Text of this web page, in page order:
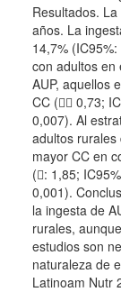
Resultados.
años. La
14,7%
con adultos en
AUP, aquellos
CC ( 0,73;
0,007). Al
adultos rurales
mayor CC en
(: 1,85;
0,001).
la ingesta de
rurales,
estudios son
naturaleza de
Latinoam Nutr